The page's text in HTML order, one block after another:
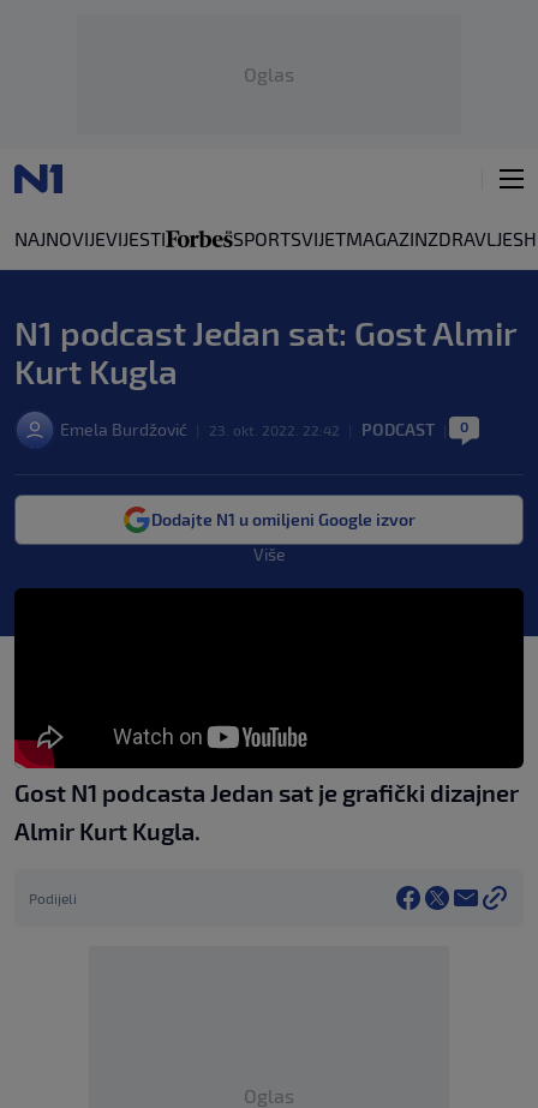
Oglas
NAJNOVIJEVIJESTI SPORTSVIJETMAGAZINZDRAVLJE
N1 podcast Jedan sat: Gost Almir
Kurt Kugla
Emela Burdžović 23. okt. 2022. 22:42 PODCAST 0
Dodajte N1 u omiljeni Google izvor
Više
Gost N1 podcasta Jedan sat je grafički dizajner
Almir Kurt Kugla.
Podijeli
Oglas